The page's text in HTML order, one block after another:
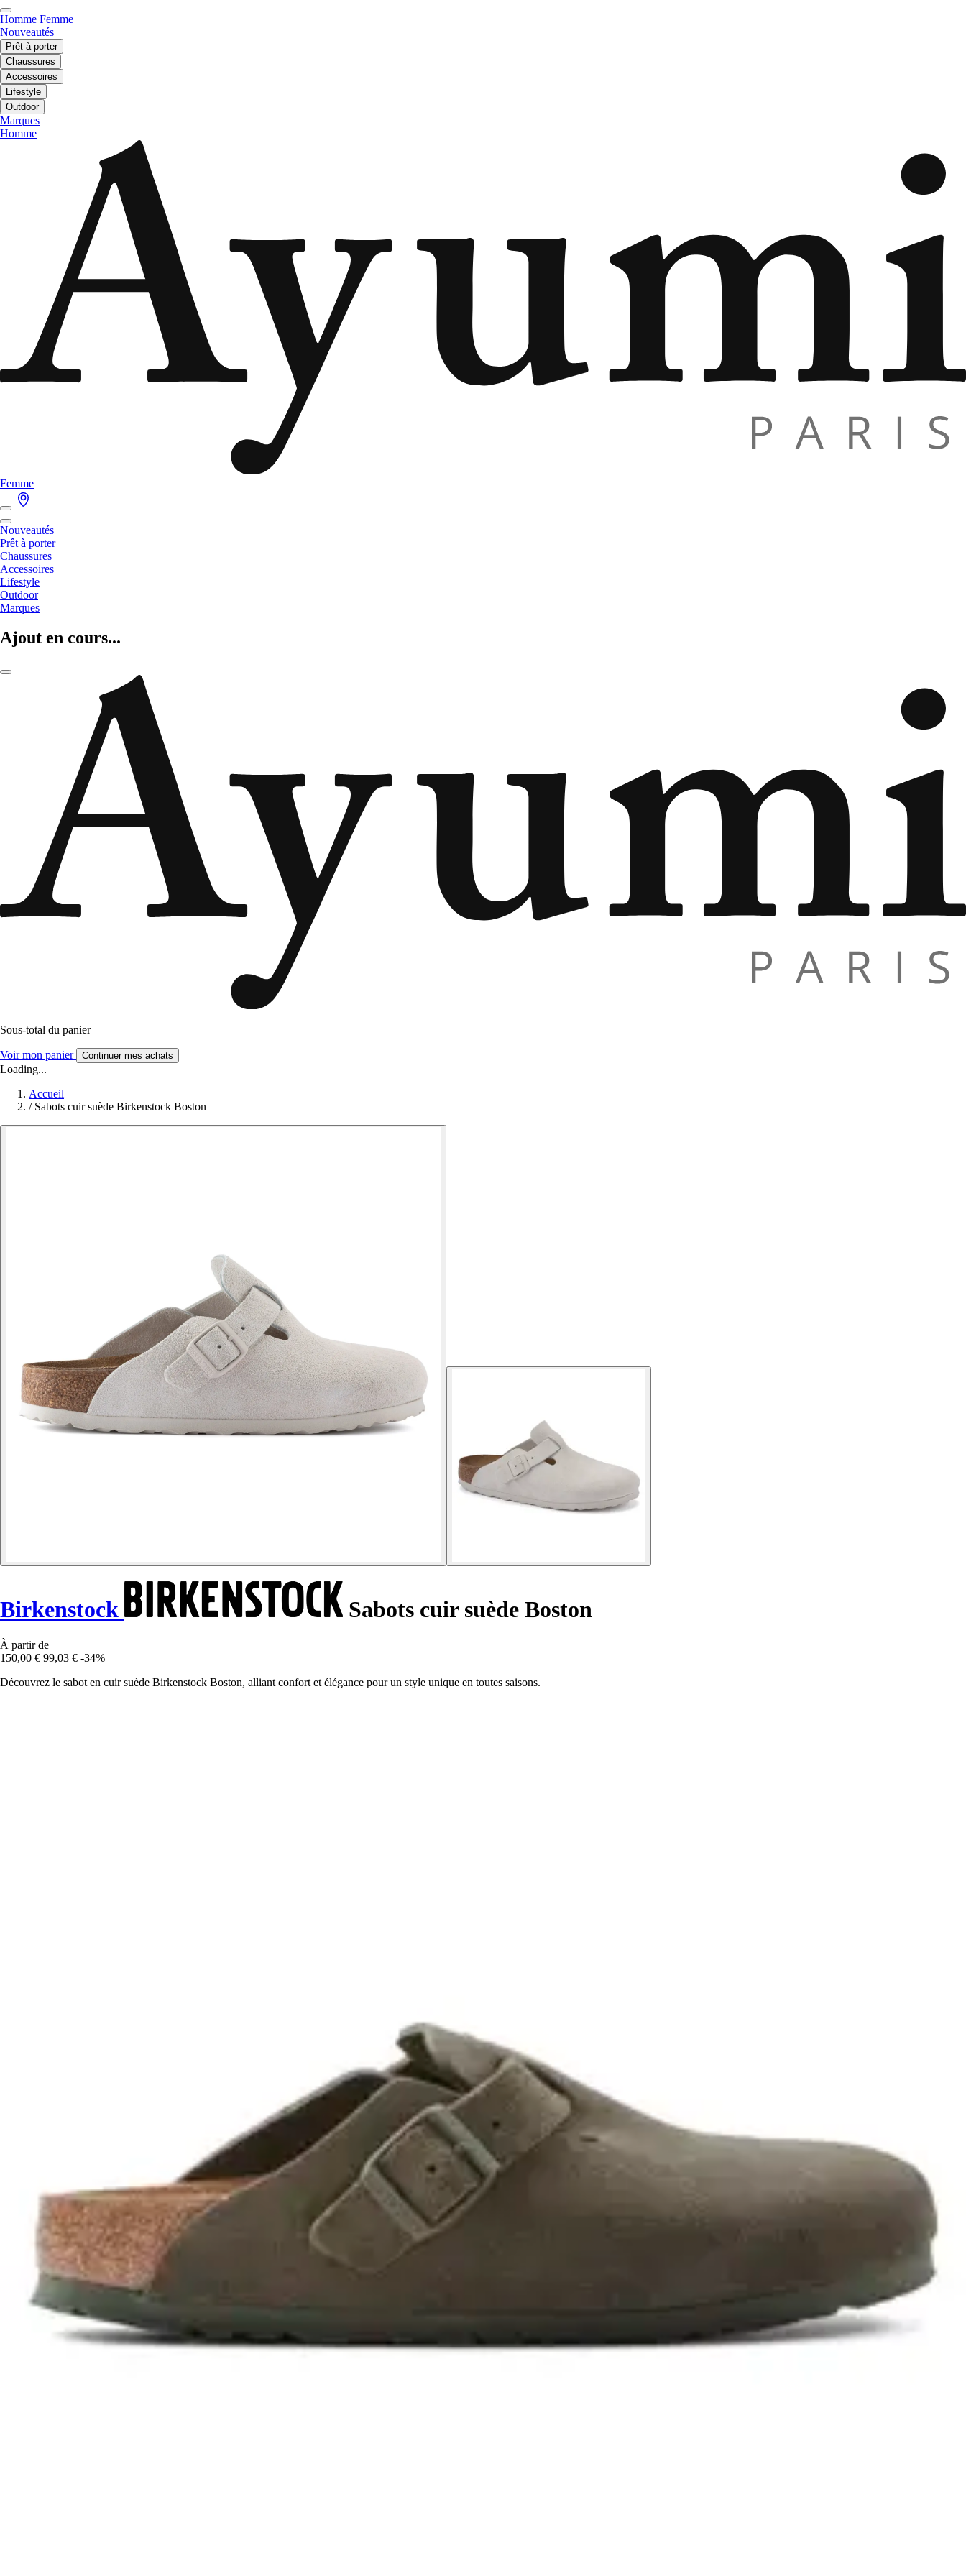
Homme Femme
Nouveautés
Prêt à porter
Chaussures
Accessoires
Lifestyle
Outdoor
Marques
Homme
Femme
Nouveautés
Prêt à porter
Chaussures
Accessoires
Lifestyle
Outdoor
Marques
Ajout en cours...
Sous-total du panier
Voir mon panier Continuer mes achats
Loading...
Accueil
/ Sabots cuir suède Birkenstock Boston
Birkenstock Sabots cuir suède Boston
À partir de
150,00 € 99,03 € -34%
Découvrez le sabot en cuir suède Birkenstock Boston, alliant confort et élégance pour un style unique en toutes saisons.